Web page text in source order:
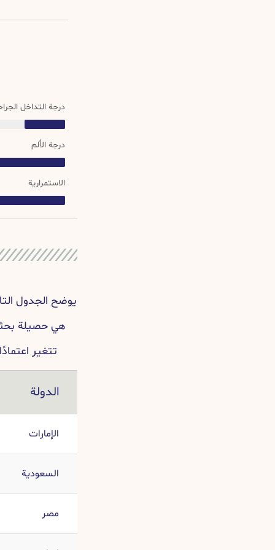
درجة التداخل
درجة التداخل الجراحي
درجة الألم
الاستمرارية
الاستمرارية
يوضح الجدول
هي حصيلة
تتغير
الدولة
الإمارات
السعودية
مصر